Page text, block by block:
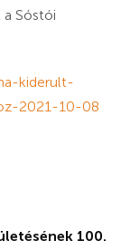
Sóstói
kiderult-
2021-10-08
100.